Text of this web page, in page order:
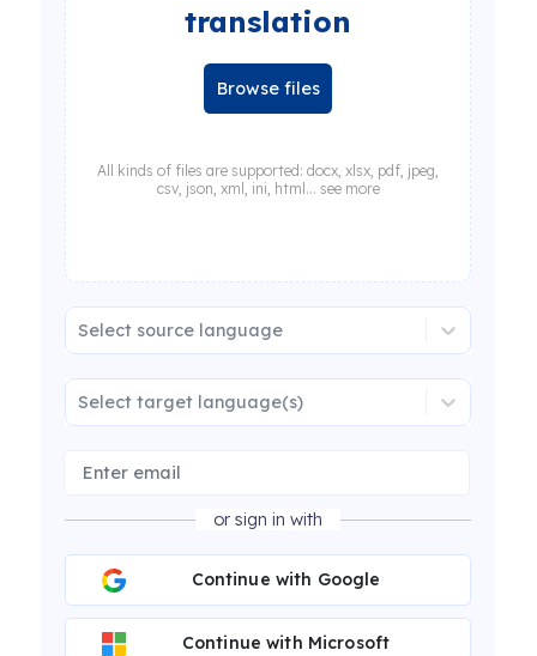
translation
Browse files
All kinds of files are supported: docx, xlsx, pdf, jpeg,
csv, json, xml, ini, html... see more
Select source language
Select target language(s)
or sign in with
Continue with Google
Continue with Microsoft